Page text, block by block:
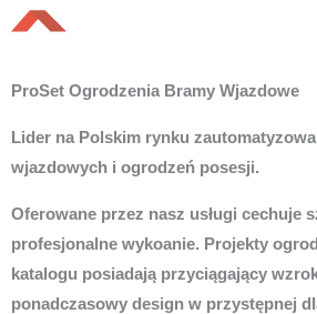
ProSet Ogrodzenia Bramy Wjazdowe
Lider na Polskim rynku
wjazdowych i ogrodzeń posesji.
Oferowane przez nasz usługi cechuje
profesjonalne wykoanie. Projekty
katalogu posiadają przyciągający
ponadczasowy design w przystępnej